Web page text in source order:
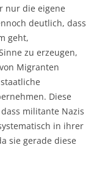
nur die eigene
deutlich, dass
geht,
zu erzeugen,
Migranten
Diese
militante Nazis
in ihrer
sie gerade diese